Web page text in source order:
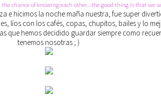
chance of knowing each other...the good thing is that we
e hicimos la noche maña nuestra, fue super
líos con los cafés, copas, chupitos, bailes y lo
que hemos decidido guardar siempre como
tenemos nosotras ; )